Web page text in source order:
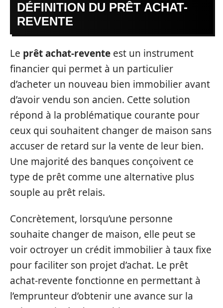
DÉFINITION DU PRÊT ACHAT-
REVENTE
Le prêt achat-revente est un instrument
financier qui permet à un particulier
d’acheter un nouveau bien immobilier avant
d’avoir vendu son ancien. Cette solution
répond à la problématique courante pour
ceux qui souhaitent changer de maison sans
accuser de retard sur la vente de leur bien.
Une majorité des banques conçoivent ce
type de prêt comme une alternative plus
souple au prêt relais.
Concrètement, lorsqu’une personne
souhaite changer de maison, elle peut se
voir octroyer un crédit immobilier à taux fixe
pour faciliter son projet d’achat. Le prêt
achat-revente fonctionne en permettant à
l’emprunteur d’obtenir une avance sur la